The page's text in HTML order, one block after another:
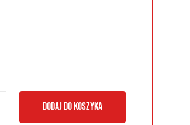
DODAJ DO KOSZYKA